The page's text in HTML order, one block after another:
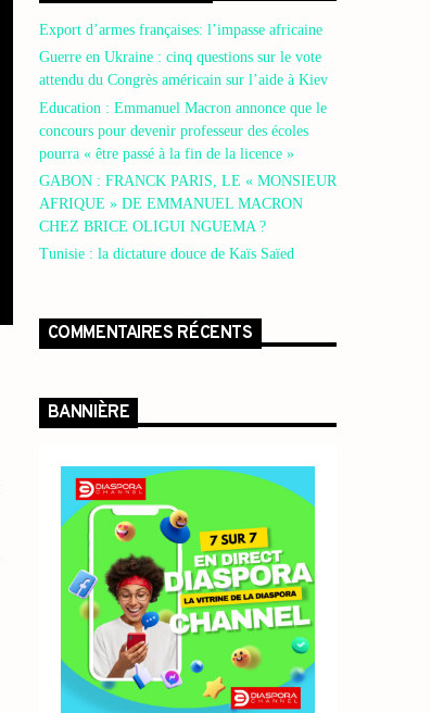
Export d’armes françaises: l’impasse africaine
Guerre en Ukraine : cinq questions sur le vote
attendu du Congrès américain sur l’aide à Kiev
Education : Emmanuel Macron annonce que le
concours pour devenir professeur des écoles
pourra « être passé à la fin de la licence »
GABON : FRANCK PARIS, LE « MONSIEUR
AFRIQUE » DE EMMANUEL MACRON
CHEZ BRICE OLIGUI NGUEMA ?
Tunisie : la dictature douce de Kaïs Saïed
COMMENTAIRES RÉCENTS
BANNIÈRE